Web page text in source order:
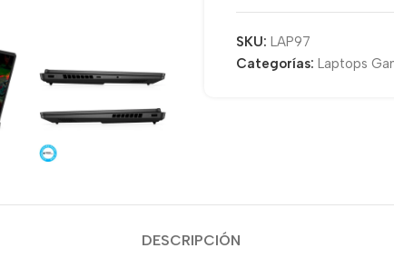
SKU: LAP97
Categorías: Laptops
DESCRIPCIÓN